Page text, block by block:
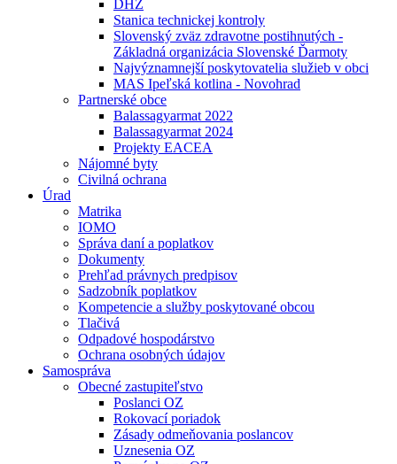
DHZ
Stanica technickej kontroly
Slovenský zväz zdravotne postihnutých -
Základná organizácia Slovenské Ďarmoty
Najvýznamnejší poskytovatelia služieb v obci
MAS Ipeľská kotlina - Novohrad
Partnerské obce
Balassagyarmat 2022
Balassagyarmat 2024
Projekty EACEA
Nájomné byty
Civilná ochrana
Úrad
Matrika
IOMO
Správa daní a poplatkov
Dokumenty
Prehľad právnych predpisov
Sadzobník poplatkov
Kompetencie a služby poskytované obcou
Tlačivá
Odpadové hospodárstvo
Ochrana osobných údajov
Samospráva
Obecné zastupiteľstvo
Poslanci OZ
Rokovací poriadok
Zásady odmeňovania poslancov
Uznesenia OZ